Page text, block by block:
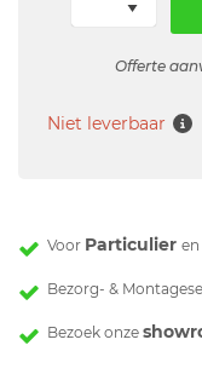
Offerte
Niet leverbaar
Voor Particulier en
Bezorg- &
Bezoek onze